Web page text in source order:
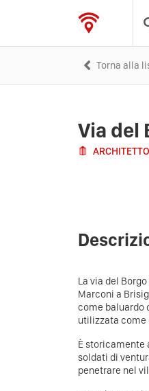
Torna alla
Via del
La via del
Marconi a
come baluardo
utilizzata come
È
soldati di
penetrare nel